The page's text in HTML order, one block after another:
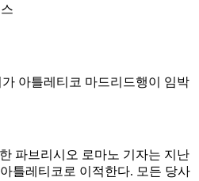
아틀레티코 마드리드행이 임박
파브리시오 로마노 기자는 지난
틀레티코로 이적한다. 모든 당사